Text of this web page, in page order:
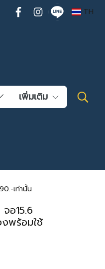
TH
เพิ่มเติม
เท่านั้น
อ15.6
พร้อมใช้